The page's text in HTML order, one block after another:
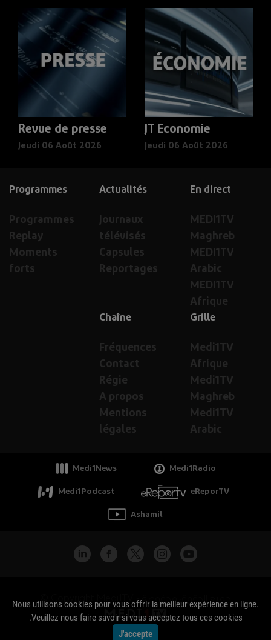
Revue de presse
Jeudi 06 Août 2026
JT Economie
Jeudi 06 Août 2026
En direct
MEDI1TV
Maghreb
MEDI1TV
Arabic
MEDI1TV
Afrique
Actualités
Journaux
télévisés
Capsules
Reportages
Programmes
Programmes
Replay
Moments
forts
Grille
Medi1TV
Afrique
Medi1TV
Maghreb
Medi1TV
Arabic
Chaîne
Fréquences
Contact
Régie
A propos
Mentions
légales
Medi1News Medi1Radio
Medi1Podcast eReporTV
Ashamil
جميع الحقوق محفوظة - Copyright Medi1TV ©
Nous utilisons cookies pour vous offrir la meilleur expérience en ligne.
Veuillez nous faire savoir si vous acceptez tous ces cookies.
J'accepte